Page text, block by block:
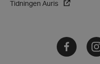
Tidningen Auris
Facebook
hrf-popup-closed-*